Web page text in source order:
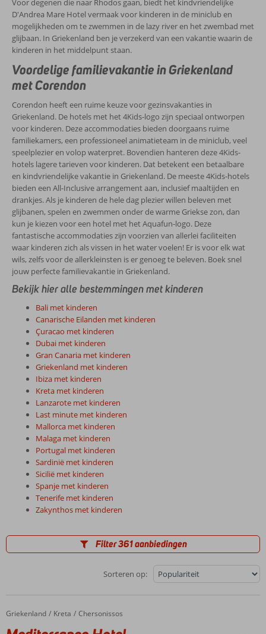
Voor degenen die naar Rhodos gaan, biedt het kindvriendelijke
D'Andrea Mare Hotel vermaak voor kinderen in de miniclub en
mogelijkheden om te zwemmen in de lazy river en het zwembad met
glijbaan. In Griekenland ben je verzekerd van een vakantie waarin de
kinderen in het middelpunt staan.
Voordelige familievakantie in Griekenland
met Corendon
Corendon heeft een ruime keuze voor gezinsvakanties in
Griekenland. De hotels met het 4Kids-logo zijn speciaal ontworpen
voor kinderen. Deze accommodaties bieden doorgaans ruime
familiekamers, een professioneel animatieteam in de miniclub, veel
speelplezier en volop waterpret. Bovendien hanteren deze 4Kids-
hotels lagere tarieven voor kinderen. Dat betekent een betaalbare
en kindvriendelijke vakantie in Griekenland. De meeste 4Kids-hotels
bieden een All-Inclusive arrangement aan, inclusief maaltijden en
drankjes. Als je kinderen de hele dag plezier willen beleven met
glijbanen, spelen en zwemmen onder de warme Griekse zon, dan
kun je kiezen voor een hotel met het Aquafun-logo. Deze
fantastische accommodaties zijn voorzien van allerlei faciliteiten
waar kinderen zich als vissen in het water voelen! Er is voor elk wat
wils, zelfs voor de allerkleinsten is er genoeg te beleven. Boek snel
jouw perfecte familievakantie in Griekenland.
Bekijk hier alle bestemmingen met kinderen
Bali met kinderen
Canarische Eilanden met kinderen
Çuracao met kinderen
Dubai met kinderen
Gran Canaria met kinderen
Griekenland met kinderen
Ibiza met kinderen
Kreta met kinderen
Lanzarote met kinderen
Last minute met kinderen
Mallorca met kinderen
Malaga met kinderen
Portugal met kinderen
Sardinië met kinderen
Sicilië met kinderen
Spanje met kinderen
Tenerife met kinderen
Zakynthos met kinderen
Filter 361 aanbiedingen
Sorteren op:
Home
Griekenland Kreta Chersonissos
Mediterraneo Hotel